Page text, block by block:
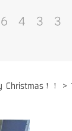
Christmas！！ >